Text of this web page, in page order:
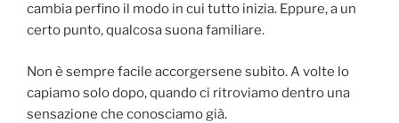
cambia perfino il modo in cui tutto inizia. Eppure, a un
certo punto, qualcosa suona familiare.
Non è sempre facile accorgersene subito. A volte lo
capiamo solo dopo, quando ci ritroviamo dentro una
sensazione che conosciamo già.